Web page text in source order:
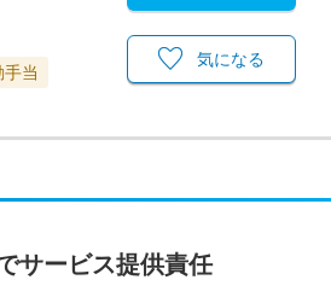
手当
気になる
サービス提供責任